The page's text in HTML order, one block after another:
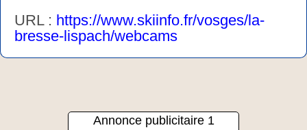
URL : https://www.skiinfo.fr/vosges/la-
bresse-lispach/webcams
Annonce publicitaire 1